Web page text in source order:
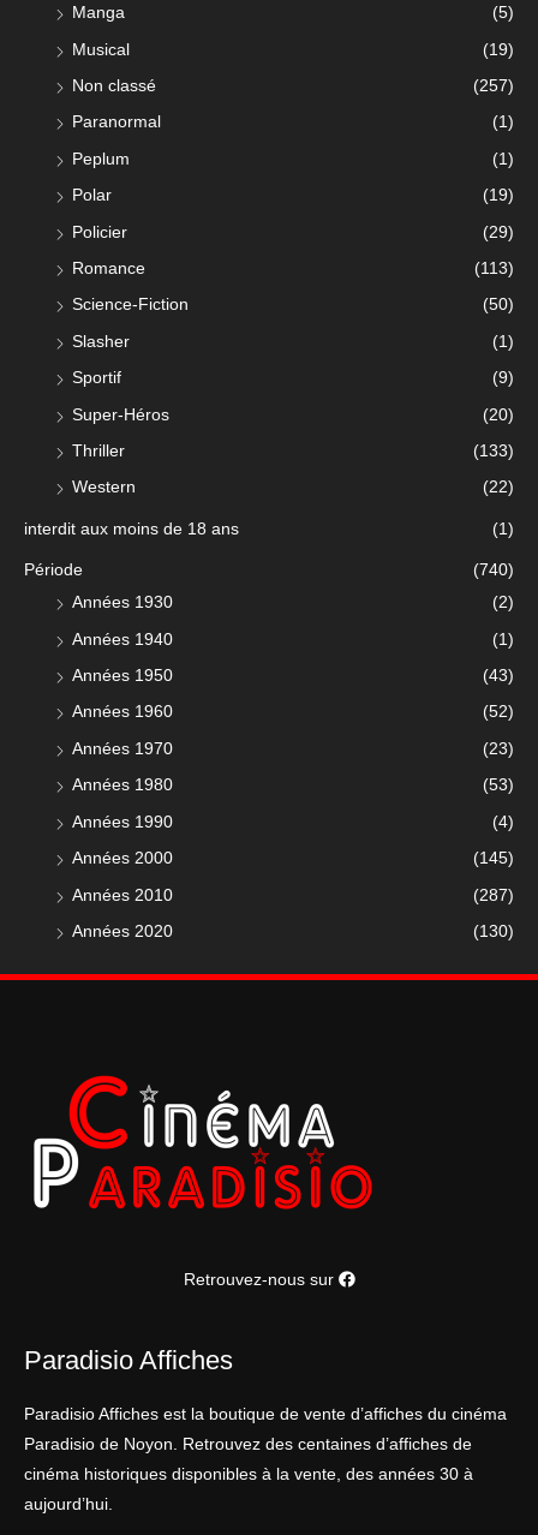
Manga (5)
Musical (19)
Non classé (257)
Paranormal (1)
Peplum (1)
Polar (19)
Policier (29)
Romance (113)
Science-Fiction (50)
Slasher (1)
Sportif (9)
Super-Héros (20)
Thriller (133)
Western (22)
interdit aux moins de 18 ans (1)
Période
(740)
Années 1930
(2)
Années 1940 (1)
Années 1950 (43)
Années 1960 (52)
Années 1970 (23)
Années 1980 (53)
Années 1990 (4)
Années 2000 (145)
Années 2010 (287)
Années 2020 (130)
Retrouvez-nous sur
Paradisio Affiches
Paradisio Affiches est la boutique de vente d’affiches du cinéma
Paradisio de Noyon. Retrouvez des centaines d’affiches de
cinéma historiques disponibles à la vente, des années 30 à
aujourd’hui.